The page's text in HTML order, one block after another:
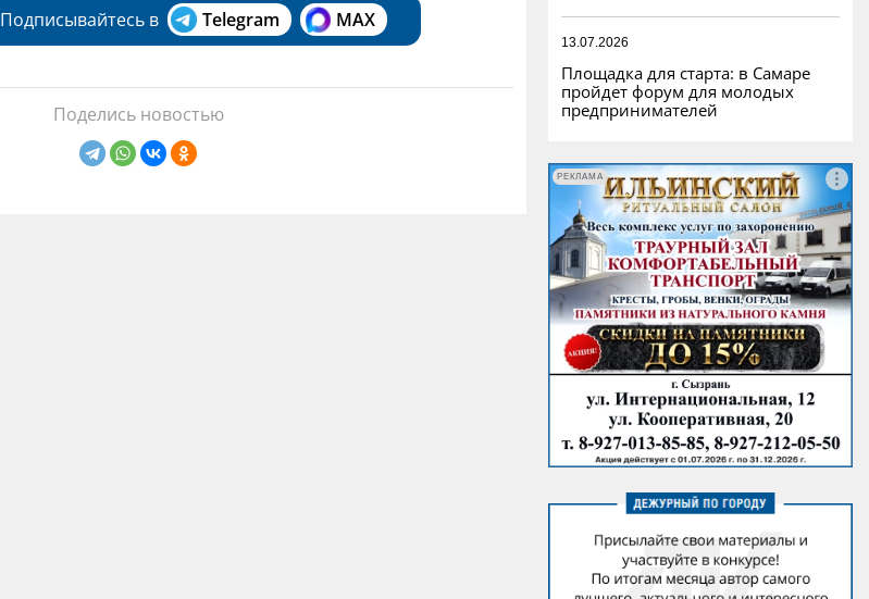
Подписывайтесь в Telegram MAX
Поделись новостью
13.07.2026
Площадка для старта: в Самаре
пройдет форум для молодых
предпринимателей
РЕКЛАМА